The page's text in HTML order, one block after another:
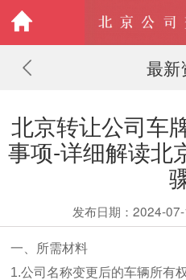
最新
北京转让公司车
事项-详细解读北
发布日期：2024-07-
一、所需材料
1.公司名称变更后的车辆所有